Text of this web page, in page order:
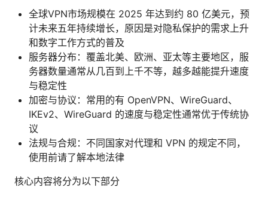
全球VPN市场规模在 2025 年达到约 80 亿美元，预
计未来五年持续增长，原因是对隐私保护的需求上升
和数字工作方式的普及
服务器分布：覆盖北美、欧洲、亚太等主要地区，服
务器数量通常从几百到上千不等，越多越能提升速度
与稳定性
加密与协议：常用的有 OpenVPN、WireGuard、
IKEv2、WireGuard 的速度与稳定性通常优于传统协
议
法规与合规：不同国家对代理和 VPN 的规定不同，
使用前请了解本地法律
核心内容将分为以下部分